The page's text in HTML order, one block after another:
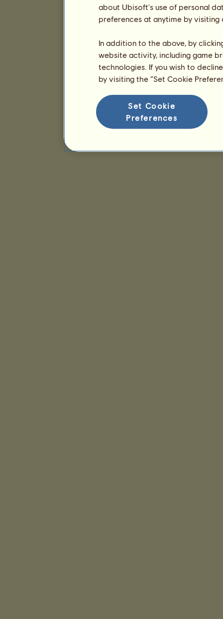
about Ubisoft's use of personal
preferences at anytime by
In addition to the above, by
website activity, including game
technologies. If you wish to
by visiting the “Set Cookie
Set Cookie
Preferences